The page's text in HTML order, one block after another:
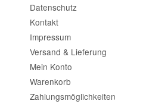
Datenschutz
Kontakt
Impressum
Versand & Lieferung
Mein Konto
Warenkorb
Zahlungsmöglichkeiten